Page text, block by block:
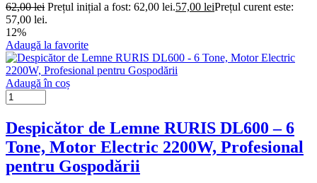
62,00lei Prețul inițial a fost: 62,00 lei.57,00 leiPrețul curent este:
57,00 lei.
12%
Adaugă la favorite
Adaugă în coș
Despicător de Lemne RURIS DL600 – 6
Tone, Motor Electric 2200W, Profesional
pentru Gospodării